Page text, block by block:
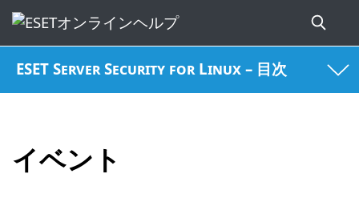
ESET Server Security for Linux – 目次
イベント